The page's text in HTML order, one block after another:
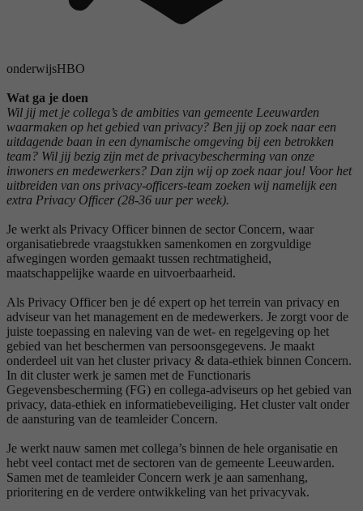
onderwijsHBO
Wat ga je doen
Wil jij met je collega’s de ambities van gemeente Leeuwarden
waarmaken op het gebied van privacy? Ben jij op zoek naar een
uitdagende baan in een dynamische omgeving bij een betrokken
team? Wil jij bezig zijn met de privacybescherming van onze
inwoners en medewerkers? Dan zijn wij op zoek naar jou! Voor het
uitbreiden van ons privacy-officers-team zoeken wij namelijk een
extra Privacy Officer (28-36 uur per week).
Je werkt als Privacy Officer binnen de sector Concern, waar
organisatiebrede vraagstukken samenkomen en zorgvuldige
afwegingen worden gemaakt tussen rechtmatigheid,
maatschappelijke waarde en uitvoerbaarheid.
Als Privacy Officer ben je dé expert op het terrein van privacy en
adviseur van het management en de medewerkers. Je zorgt voor de
juiste toepassing en naleving van de wet- en regelgeving op het
gebied van het beschermen van persoonsgegevens. Je maakt
onderdeel uit van het cluster privacy & data-ethiek binnen Concern.
In dit cluster werk je samen met de Functionaris
Gegevensbescherming (FG) en collega-adviseurs op het gebied van
privacy, data-ethiek en informatiebeveiliging. Het cluster valt onder
de aansturing van de teamleider Concern.
Je werkt nauw samen met collega’s binnen de hele organisatie en
hebt veel contact met de sectoren van de gemeente Leeuwarden.
Samen met de teamleider Concern werk je aan samenhang,
prioritering en de verdere ontwikkeling van het privacyvak.